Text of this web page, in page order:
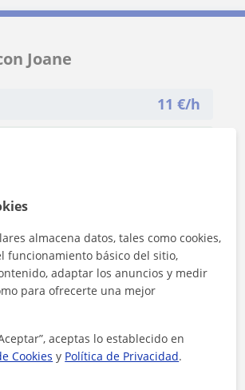
Joane
11 €/h
almacena datos, tales como cookies,
funcionamiento básico del sitio,
adaptar los anuncios y medir
para ofrecerte una mejor
aceptas lo establecido en
Cookies y Política de Privacidad.